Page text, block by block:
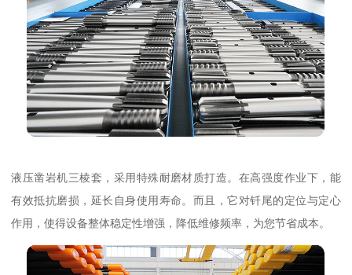
液压凿岩机三棱套，采用特殊耐磨材质打造。在高强度作业下，能
有效抵抗磨损，延长自身使用寿命。而且，它对钎尾的定位与定心
作用，使得设备整体稳定性增强，降低维修频率，为您节省成本。